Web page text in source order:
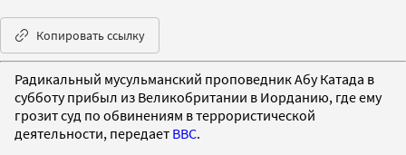
Копировать ссылку
Радикальный мусульманский проповедник Абу Катада в
субботу прибыл из Великобритании в Иорданию, где ему
грозит суд по обвинениям в террористической
деятельности, передает BBC.